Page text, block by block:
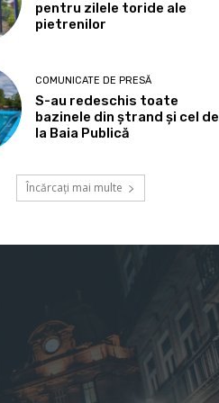
pentru zilele toride ale
pietrenilor
COMUNICATE DE PRESĂ
S-au redeschis toate
bazinele din ștrand și cel de
la Baia Publică
Încărcați mai multe